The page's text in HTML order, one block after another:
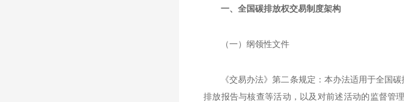
一、全国碳排放权交易制度架构
（一）纲领性文件
《交易办法》第二条规定：本办法适用于全国
排放报告与核查等活动，以及对前述活动的监督管